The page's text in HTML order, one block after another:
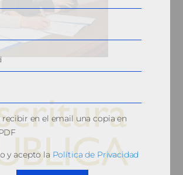
en el email una copia en
y acepto la Política de Privacidad